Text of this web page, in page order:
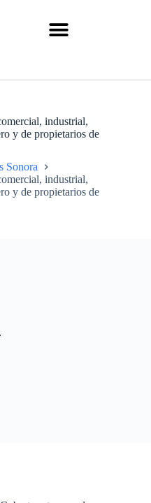
industrial,
y de propietarios de
Sonora
industrial,
y de propietarios de